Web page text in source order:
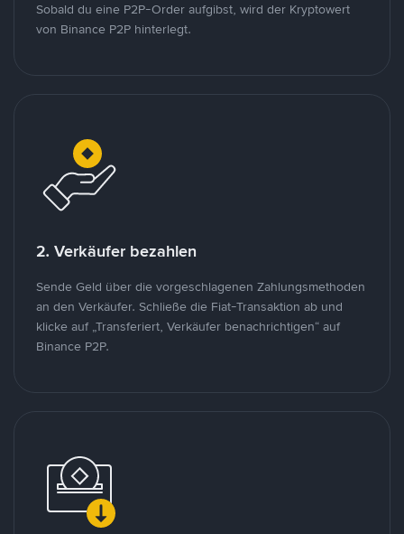
Sobald du eine P2P-Order aufgibst, wird der Kryptowert
von Binance P2P hinterlegt.
2. Verkäufer bezahlen
Sende Geld über die vorgeschlagenen Zahlungsmethoden
an den Verkäufer. Schließe die Fiat-Transaktion ab und
klicke auf „Transferiert, Verkäufer benachrichtigen“ auf
Binance P2P.